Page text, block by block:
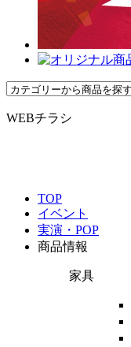
WEBチラシ
TOP
イベント
実演・POP
商品情報
家具